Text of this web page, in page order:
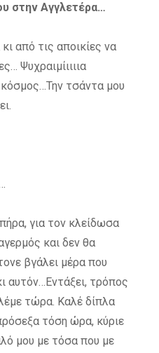
στην Αγγλετέρα…
από τις αποικίες να
Ψυχραιμίιιιια
τσάντα μου
για τον κλείδωσα
και δεν θα
βγάλει μέρα που
αυτόν…Εντάξει, τρόπος
τώρα. Καλέ δίπλα
τόση ώρα, κύριε
μου με τόσα που με